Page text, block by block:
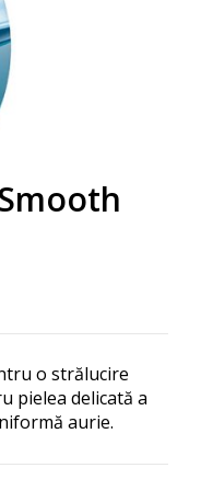
o strălucire
pielea delicată a
aurie.